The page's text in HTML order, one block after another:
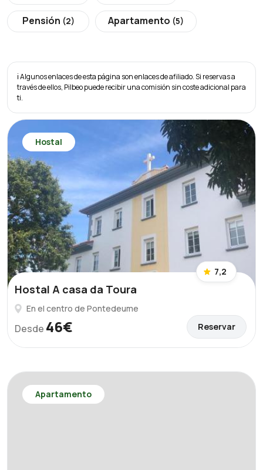
Pensión (2) Apartamento (5)
ℹ️ Algunos enlaces de esta página son enlaces de afiliado. Si reservas a
través de ellos, Pilbeo puede recibir una comisión sin coste adicional para
ti.
Hostal
7,2
Hostal A casa da Toura
En el centro de Pontedeume
Desde 46€ Reservar
Apartamento